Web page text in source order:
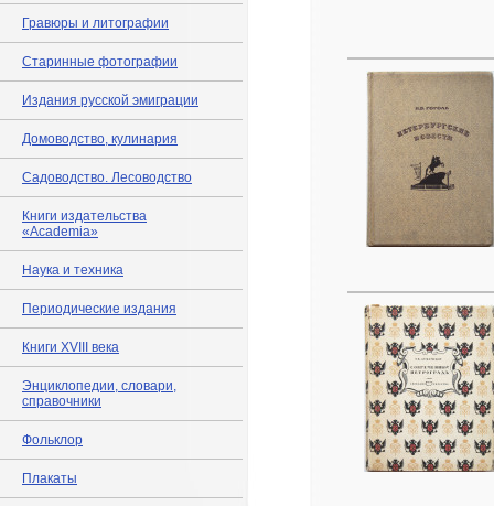
Гравюры и литографии
Старинные фотографии
Издания русской эмиграции
Домоводство, кулинария
Садоводство. Лесоводство
Книги издательства
«Academia»
Наука и техника
Периодические издания
Книги XVIII века
Энциклопедии, словари,
справочники
Фольклор
Плакаты